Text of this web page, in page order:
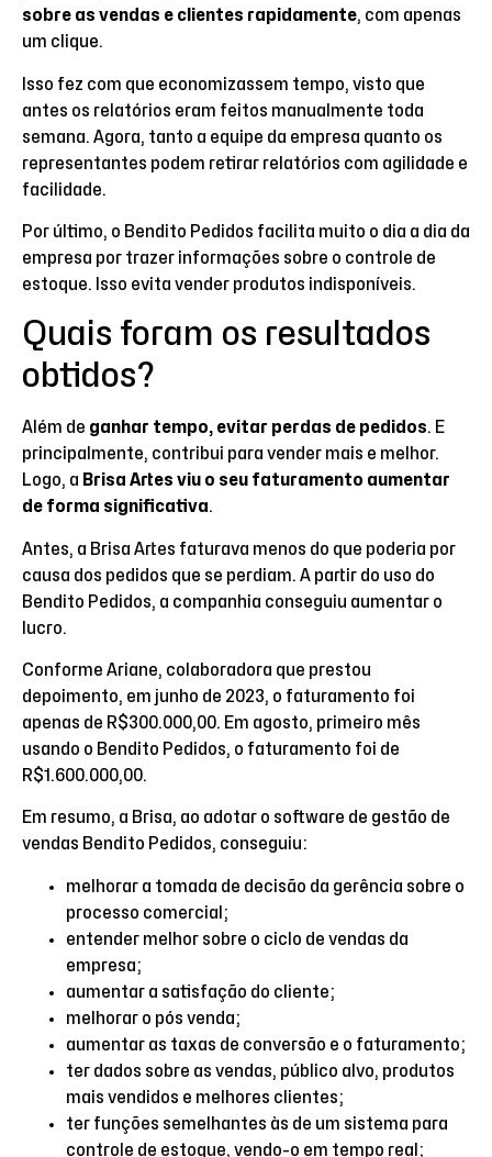
sobre as vendas e clientes rapidamente, com apenas
um clique.
Isso fez com que economizassem tempo, visto que
antes os relatórios eram feitos manualmente toda
semana. Agora, tanto a equipe da empresa quanto os
representantes podem retirar relatórios com agilidade e
facilidade.
Por último, o Bendito Pedidos facilita muito o dia a dia da
empresa por trazer informações sobre o controle de
estoque. Isso evita vender produtos indisponíveis.
Quais foram os resultados
obtidos?
Além de ganhar tempo, evitar perdas de pedidos. E
principalmente, contribui para vender mais e melhor.
Logo, a Brisa Artes viu o seu faturamento aumentar
de forma significativa.
Antes, a Brisa Artes faturava menos do que poderia por
causa dos pedidos que se perdiam. A partir do uso do
Bendito Pedidos, a companhia conseguiu aumentar o
lucro.
Conforme Ariane, colaboradora que prestou
depoimento, em junho de 2023, o faturamento foi
apenas de R$300.000,00. Em agosto, primeiro mês
usando o Bendito Pedidos, o faturamento foi de
R$1.600.000,00.
Em resumo, a Brisa, ao adotar o software de gestão de
vendas Bendito Pedidos, conseguiu:
melhorar a tomada de decisão da gerência sobre o
processo comercial;
entender melhor sobre o ciclo de vendas da
empresa;
aumentar a satisfação do cliente;
melhorar o pós venda;
aumentar as taxas de conversão e o faturamento;
ter dados sobre as vendas, público alvo, produtos
mais vendidos e melhores clientes;
ter funções semelhantes às de um sistema para
controle de estoque, vendo-o em tempo real;